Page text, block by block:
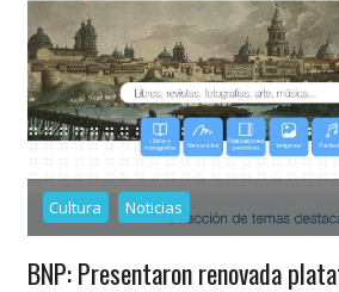
Cultura Noticias
BNP: Presentaron renovada